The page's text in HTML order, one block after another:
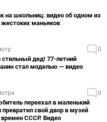
на школьниц: видео об одном из
маньяков
0
дед! 77-летний
стал моделью — видео
0
переехал в маленький
превратил свой двор в музей
СССР. Видео